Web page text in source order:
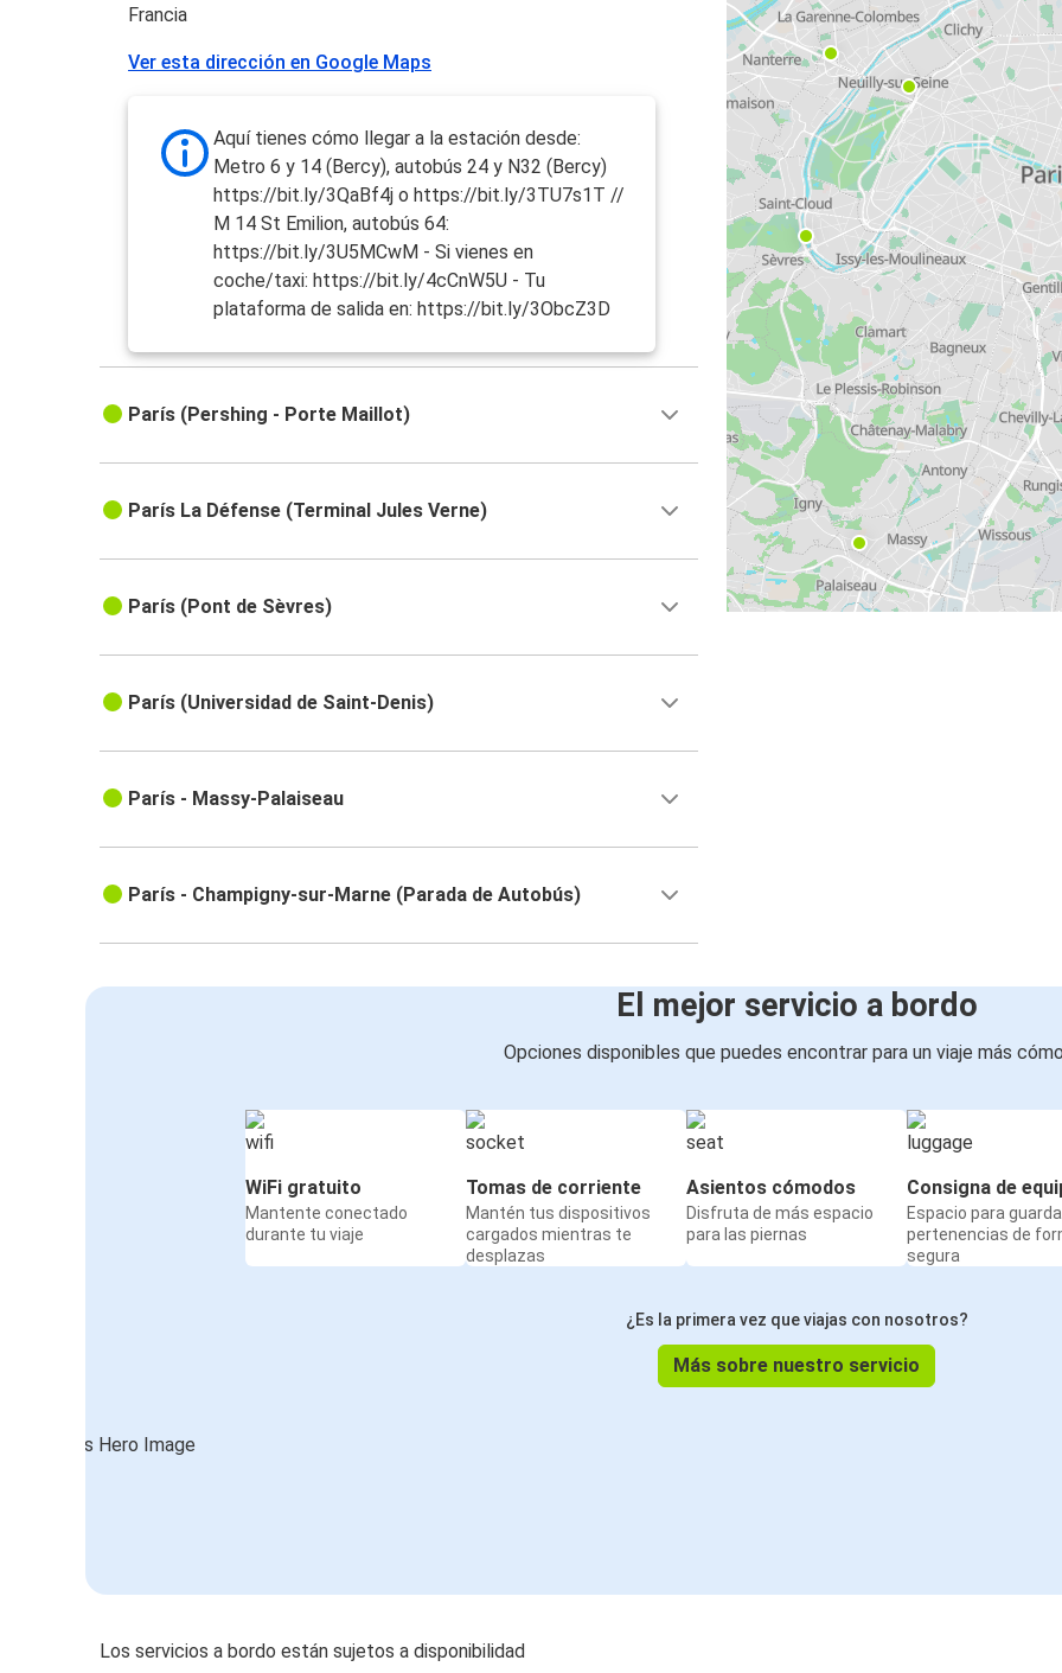
Francia
Ver esta dirección en Google Maps
Aquí tienes cómo llegar a la estación desde:
Metro 6 y 14 (Bercy), autobús 24 y N32 (Bercy)
https://bit.ly/3QaBf4j o https://bit.ly/3TU7s1T //
M 14 St Emilion, autobús 64:
https://bit.ly/3U5MCwM - Si vienes en
coche/taxi: https://bit.ly/4cCnW5U - Tu
plataforma de salida en: https://bit.ly/3ObcZ3D
París (Pershing - Porte Maillot)
París La Défense (Terminal Jules Verne)
París (Pont de Sèvres)
París (Universidad de Saint-Denis)
París - Massy-Palaiseau
París - Champigny-sur-Marne (Parada de Autobús)
El mejor servicio a bordo
Opciones disponibles que puedes encontrar para un viaje más
WiFi gratuito
Mantente conectado
durante tu viaje
Tomas de corriente
Mantén tus dispositivos
cargados mientras te
desplazas
Asientos cómodos
Disfruta de más espacio
para las piernas
Consigna de
Espacio para
pertenencias de
segura
¿Es la primera vez que viajas con nosotros?
Más sobre nuestro servicio
Los servicios a bordo están sujetos a disponibilidad